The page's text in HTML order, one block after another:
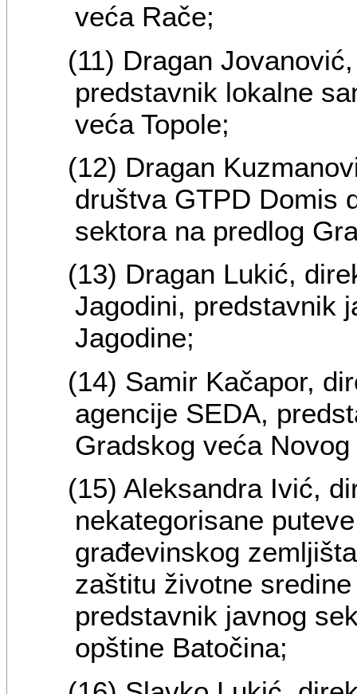
veća Rače;
(11) Dragan
predstavnik lokalne
veća Topole;
(12) Dragan
društva GTPD Domis
sektora na predlog
(13) Dragan Lukić,
Jagodini, predstavnik
Jagodine;
(14) Samir Kačapor,
agencije SEDA,
Gradskog veća
(15) Aleksandra Ivić,
nekategorisane
građevinskog
zaštitu životne
predstavnik javnog
opštine Batočina;